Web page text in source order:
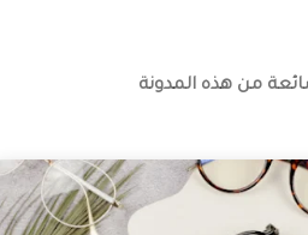
من هذه المدونة